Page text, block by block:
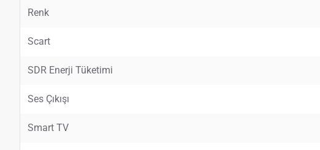
Renk
Scart
SDR Enerji Tüketimi
Ses Çıkışı
Smart TV